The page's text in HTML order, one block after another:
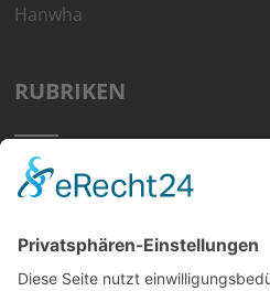
Hanwha
RUBRIKEN
Home
Tipps